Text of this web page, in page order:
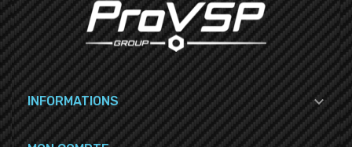
INFORMATIONS 